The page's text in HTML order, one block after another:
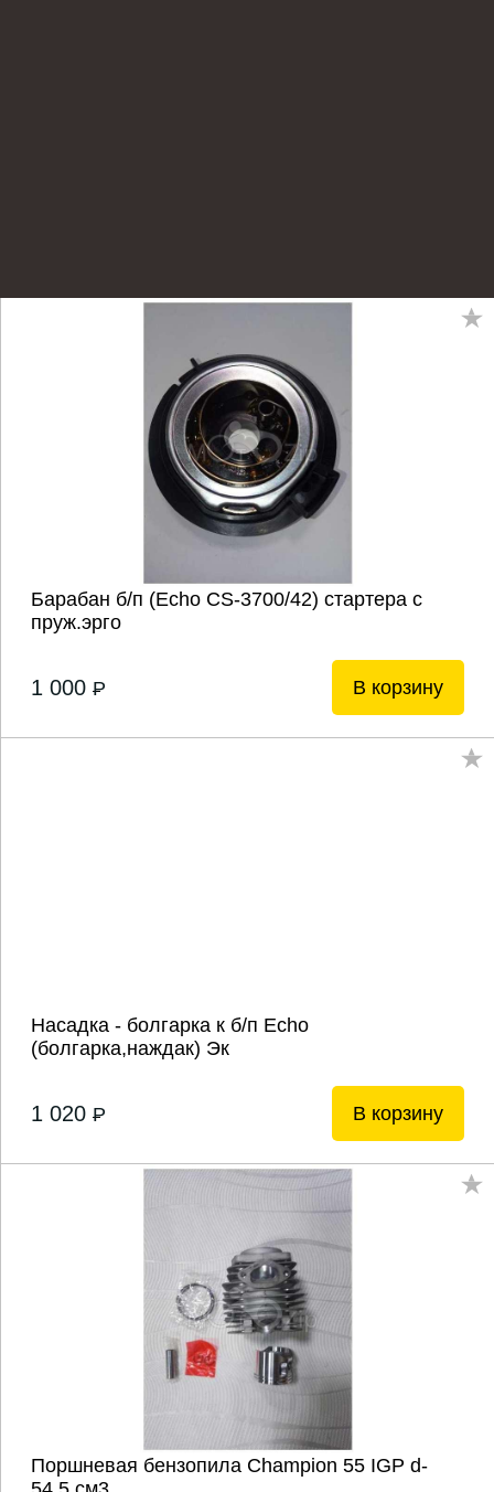
Барабан б/п (Echo CS-3700/42) стартера с
пруж.эрго
1 000 P В корзину
Насадка - болгарка к б/п Echo
(болгарка,наждак) Эк
1 020 P В корзину
Поршневая бензопила Champion 55 IGP d-